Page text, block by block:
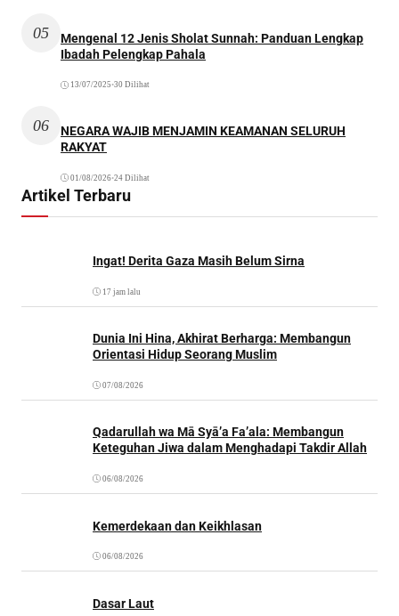
05
Mengenal 12 Jenis Sholat Sunnah: Panduan Lengkap
Ibadah Pelengkap Pahala
13/07/2025 •30 Dilihat
06
NEGARA WAJIB MENJAMIN KEAMANAN SELURUH
RAKYAT
01/08/2026•24 Dilihat
Artikel Terbaru
Ingat! Derita Gaza Masih Belum Sirna
17 jam lalu
Dunia Ini Hina, Akhirat Berharga: Membangun
Orientasi Hidup Seorang Muslim
07/08/2026
Qadarullah wa Mā Syā’a Fa’ala: Membangun
Keteguhan Jiwa dalam Menghadapi Takdir Allah
06/08/2026
Kemerdekaan dan Keikhlasan
06/08/2026
Dasar Laut